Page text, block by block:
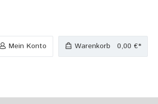
Mein Konto Warenkorb 0,00 €*